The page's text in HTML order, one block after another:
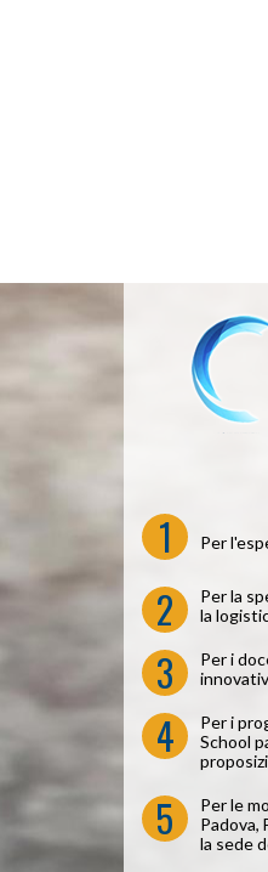
1 Per
2
Per la
la
3
Per i
4
Per i
School
5
Per le
Padova,
la sede